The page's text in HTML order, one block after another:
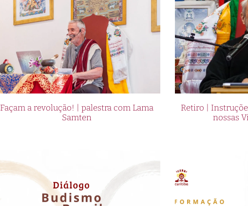
Façam a revolução! | palestra com Lama
Samten
Retiro |
nossas